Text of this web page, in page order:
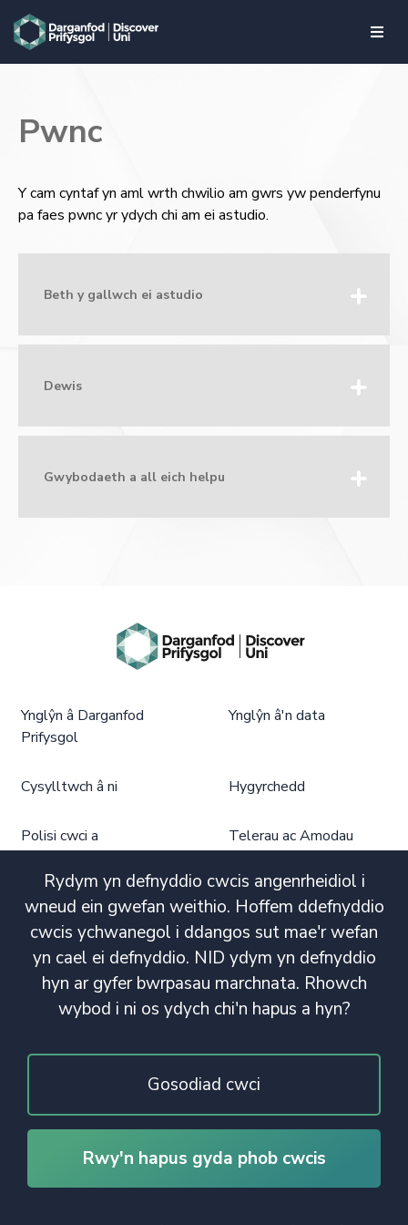
skip to main content
Pwnc
Y cam cyntaf yn aml wrth chwilio am gwrs yw penderfynu
pa faes pwnc yr ydych chi am ei astudio.
Beth y gallwch ei astudio
Dewis
Gwybodaeth a all eich helpu
Rydym yn defnyddio cwcis angenrheidiol i
wneud ein gwefan weithio. Hoffem ddefnyddio
cwcis ychwanegol i ddangos sut mae'r wefan
yn cael ei defnyddio. NID ydym yn defnyddio
hyn ar gyfer bwrpasau marchnata. Rhowch
wybod i ni os ydych chi'n hapus a hyn?
Gosodiad cwci
Rwy'n hapus gyda phob cwcis
Ynglŷn â Darganfod
Prifysgol
Ynglŷn â'n data
Cysylltwch â ni Hygyrchedd
Polisi cwci a
Dargandod Prifysgol
Telerau ac Amodau